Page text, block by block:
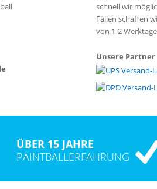
schnell wir
Fällen schaffen
von 1-2
Unsere Partner
ÜBER 15 JAHRE
PAINTBALLERFAHRUNG